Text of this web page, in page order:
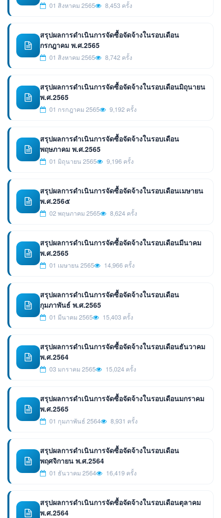
01 สิงหาคม 2565 8,453 ครั้ง
สรุปผลการดำเนินการจัดซื้อจัดจ้างในรอบเดือน
กรกฎาคม พ.ศ.2565
01 สิงหาคม 2565 8,742 ครั้ง
สรุปผลการดำเนินการจัดซื้อจัดจ้างในรอบเดือนมิถุนายน
พ.ศ.2565
01 กรกฎาคม 2565 9,192 ครั้ง
สรุปผลการดำเนินการจัดซื้อจัดจ้างในรอบเดือน
พฤษภาคม พ.ศ.2565
01 มิถุนายน 2565 9,196 ครั้ง
สรุปผลการดำเนินการจัดซื้อจัดจ้างในรอบเดือนเมษายน
พ.ศ.256๕
02 พฤษภาคม 2565 8,624 ครั้ง
สรุปผลการดำเนินการจัดซื้อจัดจ้างในรอบเดือนมีนาคม
พ.ศ.2565
01 เมษายน 2565 14,966 ครั้ง
สรุปผลการดำเนินการจัดซื้อจัดจ้างในรอบเดือน
กุมภาพันธ์ พ.ศ.2565
01 มีนาคม 2565 15,403 ครั้ง
สรุปผลการดำเนินการจัดซื้อจัดจ้างในรอบเดือนธันวาคม
พ.ศ.2564
03 มกราคม 2565 15,024 ครั้ง
สรุปผลการดำเนินการจัดซื้อจัดจ้างในรอบเดือนมกราคม
พ.ศ.2565
01 กุมภาพันธ์ 2564 8,931 ครั้ง
สรุปผลการดำเนินการจัดซื้อจัดจ้างในรอบเดือน
พฤศจิกายน พ.ศ.2564
01 ธันวาคม 2564 16,419 ครั้ง
สรุปผลการดำเนินการจัดซื้อจัดจ้างในรอบเดือนตุลาคม
พ.ศ.2564